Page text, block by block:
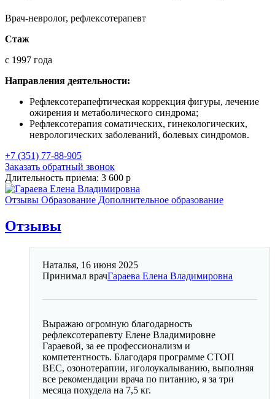
Врач-невролог, рефлексотерапевт
Стаж
с 1997 года
Направления деятельности:
Рефлексотерапефтическая коррекция фигуры, лечение
ожирения и метаболического синдрома;
Рефлексотерапия соматических, гинекологических,
неврологических заболеваний, болевых синдромов.
+7 (351) 77-88-905
Заказать обратный звонок
Длительность приема: 3 600 р
Отзывы Образование Дополнительное образование
Отзывы
Наталья, 16 июня 2025
Принимал врачГараева Елена Владимировна
Выражаю огромную благодарность
рефлексотерапевту Елене Владимировне
Гараевой, за ее профессионализм и
компетентность. Благодаря программе СТОП
ВЕС, озонотерапии, иголоукалыванию, выполняя
все рекомендации врача по питанию, я за три
месяца похудела на 7,5 кг.